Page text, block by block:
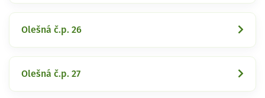
Olešná č.p. 26
Olešná č.p. 27